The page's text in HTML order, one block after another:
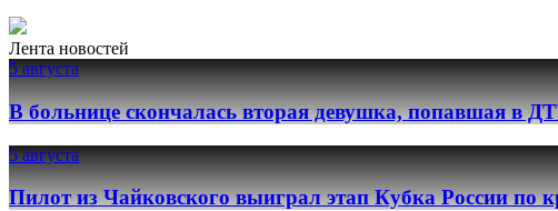
Лента новостей
5 августа
В больнице скончалась вторая девушка, попавшая в
5 августа
Пилот из Чайковского выиграл этап Кубка России по